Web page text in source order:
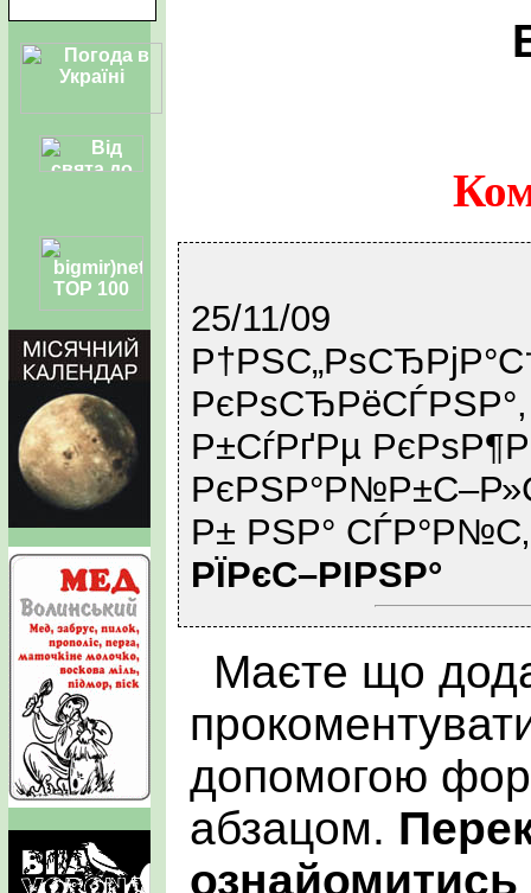
25/11/09
РєРѕСЂРёСЃРЅР°,
Р±СѓРґРµ
Р± РЅР°
РЇРєС–РІРЅР°
Маєте що
допомогою
абзацом.